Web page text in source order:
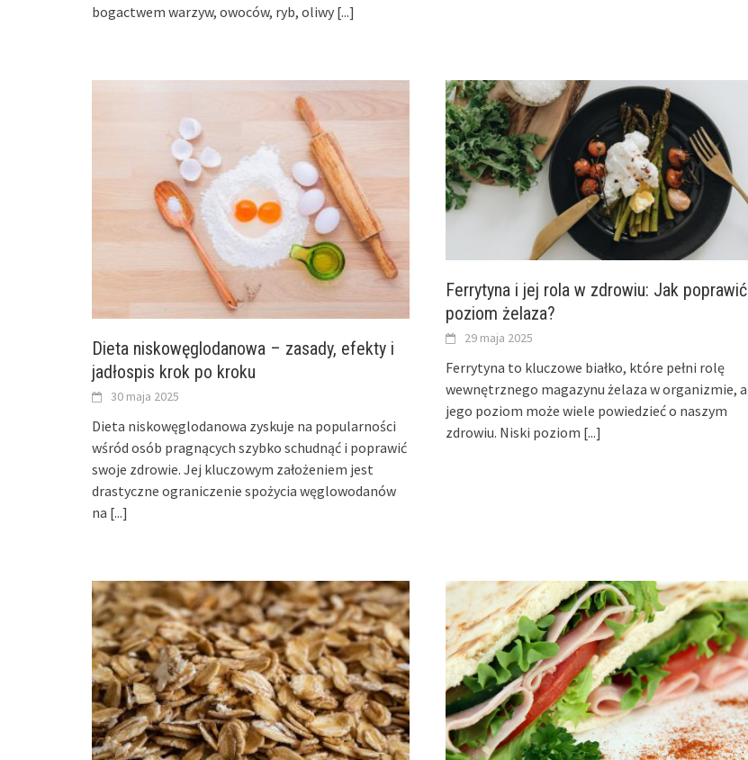
bogactwem warzyw, owoców, ryb, oliwy [...]
Dieta niskowęglodanowa – zasady, efekty i
jadłospis krok po kroku
30 maja 2025
Dieta niskowęglodanowa zyskuje na popularności
wśród osób pragnących szybko schudnąć i poprawić
swoje zdrowie. Jej kluczowym założeniem jest
drastyczne ograniczenie spożycia węglowodanów
na [...]
Ferrytyna i jej rola w zdrowiu: Jak poprawić
poziom żelaza?
29 maja 2025
Ferrytyna to kluczowe białko, które pełni rolę
wewnętrznego magazynu żelaza w organizmie, a
jego poziom może wiele powiedzieć o naszym
zdrowiu. Niski poziom [...]